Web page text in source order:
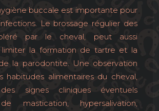
buccale est importante pour
Le brossage régulier des
par le cheval, peut aussi
limiter la formation de tartre et la
la parodontite. Une observation
habitudes alimentaires du cheval,
signes cliniques éventuels
mastication, hypersalivation,